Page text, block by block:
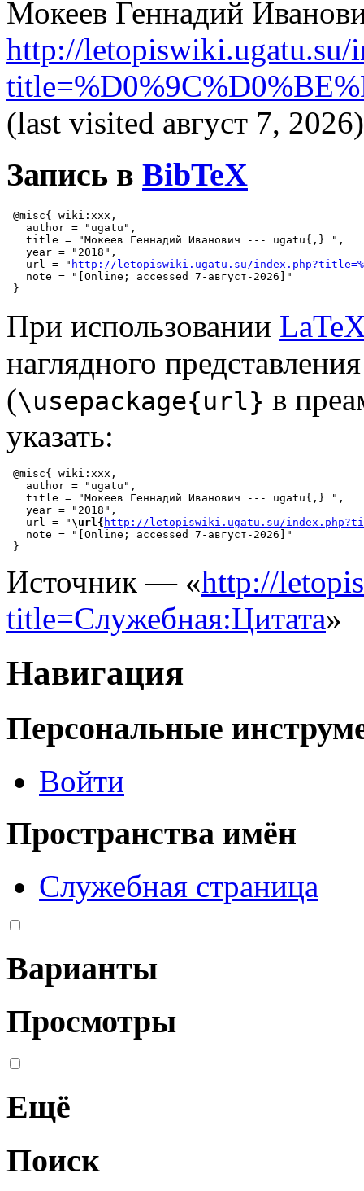
Мокеев Геннадий
http://letopiswiki.ugatu.su/
(last visited август 7,
Запись в BibTeX
@misc{ wiki:xxx,
   author = "ugatu",
   title = "Мокеев Геннадий Иванович --- ugatu{,} ",
   year = "2018",
   url = "
http://letopiswiki.ugatu.su/
   note = "[Online; accessed 7-август-2026]"
При использовании
наглядного
(\usepackage{url} в
указать:
@misc{ wiki:xxx,
   author = "ugatu",
   title = "Мокеев Геннадий Иванович --- ugatu{,} ",
   year = "2018",
   url = "
\url{ http://letopiswiki.ugatu.su/
   note = "[Online; accessed 7-август-2026]"
Источник — «http://
title=Служебная:Цитата»
Навигация
Персональные
Войти
Пространства имён
Служебная страница
Варианты
Просмотры
Ещё
Поиск